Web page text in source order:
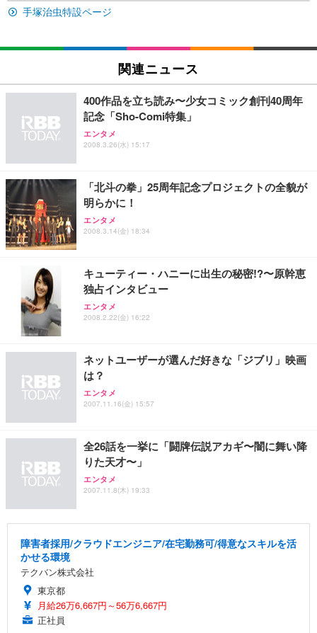
￥27,999
Sezlife オフィスチェア デスクチェア 疲れない テレ
ワーク チェア 強化バックレスト 30度ロッキング機
レスト 3Dヘッドレスト ハンガー付き 高反発クッシ
ョン PCチェア 通気性メッシュ ゲーミング/勉強/事
務用 おしゃれ パソコンチェア (ブラック)
￥7,680
Sezlife オフィスチェア デスクチェア 疲れない テレ
レスト 3Dヘッドレスト ハンガー付き 高反発クッシ
ョン PCチェア 通気性メッシュ ゲーミング/勉強/事
務用 おしゃれ パソコンチェア (ホワイト)
￥7,680
ANDWINT オフィスチェア デスクチェア 肘なし メ
ト 幅52×奥行58.5×高さ84～96cm テレワーク 在宅
勤務 ブラック
￥4,139
イト
【純正品】27"ゲーミングモニター DualSense 充電
フック付き（CFI-ZDM1J）
￥49,979
【整備済み品】Dell E2724HS 27インチ 液晶モニタ
応 ComfortView ビジネス向け
￥15,800
【MiniLED/24.5inch/280Hz/FHD】GRAPHT THE S
像低減 (3年保証 | 輝点保証 | 日本メーカー)
￥34,980
￥3,234
ネオ・ルーライフ ネオ・オムツ L 中型犬用 26枚入
り 単品
￥1,800
Smart Basic(スマートベーシック) 【Amazon.co.jp
￥3,670
アイリスオーヤマ ペットシーツ 超厚型 お徳用 レギ
￥3,731
手塚治虫特設ページ
関連ニュース
400作品を立ち読み〜少女コミック創刊40周年
記念「Sho-Comi特集」
エンタメ
2008.3.26(水) 15:17
「北斗の拳」25周年記念プロジェクトの全貌が
明らかに！
エンタメ
2008.3.14(金) 18:34
キューティー・ハニーに出生の秘密!?〜原幹恵
独占インタビュー
エンタメ
2008.2.22(金) 16:22
ネットユーザーが選んだ好きな「ジブリ」映画
は？
エンタメ
2007.11.16(金) 15:57
全26話を一挙に「闘牌伝説アカギ〜闇に舞い降
りた天才〜」
エンタメ
2007.11.8(木) 19:33
障害者採用/クラウドエンジニア/在宅勤務可/得意なスキルを活
かせる環境
テクバン株式会社
東京都
月給26万6,667円～56万6,667円
正社員